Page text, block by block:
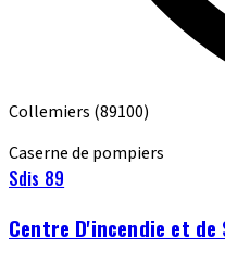
Collemiers (89100)
Caserne de pompiers
Sdis 89
Centre D'incendie et